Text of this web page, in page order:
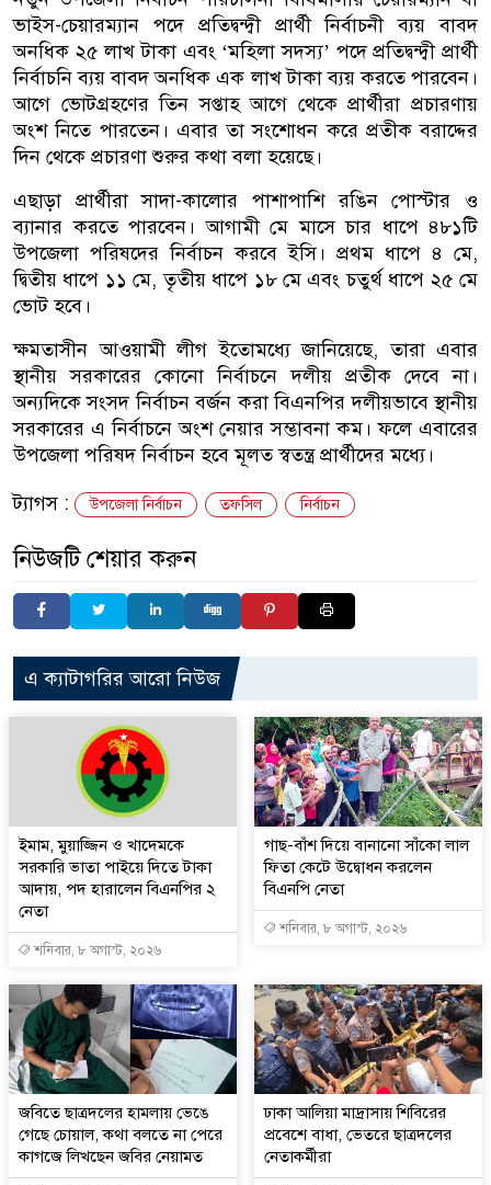
ভাইস-চেয়ারম্যান পদে প্রতিদ্বন্দ্বী প্রার্থী নির্বাচনী ব্যয় বাবদ
অনধিক ২৫ লাখ টাকা এবং ‘মহিলা সদস্য’ পদে প্রতিদ্বন্দ্বী প্রার্থী
নির্বাচনি ব্যয় বাবদ অনধিক এক লাখ টাকা ব্যয় করতে পারবেন।
আগে ভোটগ্রহণের তিন সপ্তাহ আগে থেকে প্রার্থীরা প্রচারণায়
অংশ নিতে পারতেন। এবার তা সংশোধন করে প্রতীক বরাদ্দের
দিন থেকে প্রচারণা শুরুর কথা বলা হয়েছে।
এছাড়া প্রার্থীরা সাদা-কালোর পাশাপাশি রঙিন পোস্টার ও
ব্যানার করতে পারবেন। আগামী মে মাসে চার ধাপে ৪৮১টি
উপজেলা পরিষদের নির্বাচন করবে ইসি। প্রথম ধাপে ৪ মে,
দ্বিতীয় ধাপে ১১ মে, তৃতীয় ধাপে ১৮ মে এবং চতুর্থ ধাপে ২৫ মে
ভোট হবে।
ক্ষমতাসীন আওয়ামী লীগ ইতোমধ্যে জানিয়েছে, তারা এবার
স্থানীয় সরকারের কোনো নির্বাচনে দলীয় প্রতীক দেবে না।
অন্যদিকে সংসদ নির্বাচন বর্জন করা বিএনপির দলীয়ভাবে স্থানীয়
সরকারের এ নির্বাচনে অংশ নেয়ার সম্ভাবনা কম। ফলে এবারের
উপজেলা পরিষদ নির্বাচন হবে মূলত স্বতন্ত্র প্রার্থীদের মধ্যে।
ট্যাগস :
উপজেলা নির্বাচন তফসিল নির্বাচন
নিউজটি শেয়ার করুন
এ ক্যাটাগরির আরো নিউজ
ইমাম, মুয়াজ্জিন ও খাদেমকে
সরকারি ভাতা পাইয়ে দিতে টাকা
আদায়, পদ হারালেন বিএনপির ২
নেতা
শনিবার, ৮ অগাস্ট, ২০২৬
গাছ-বাঁশ দিয়ে বানানো সাঁকো লাল
ফিতা কেটে উদ্বোধন করলেন
বিএনপি নেতা
শনিবার, ৮ অগাস্ট, ২০২৬
জবিতে ছাত্রদলের হামলায় ভেঙে
গেছে চোয়াল, কথা বলতে না পেরে
কাগজে লিখছেন জবির নেয়ামত
ঢাকা আলিয়া মাদ্রাসায় শিবিরের
প্রবেশে বাধা, ভেতরে ছাত্রদলের
নেতাকর্মীরা